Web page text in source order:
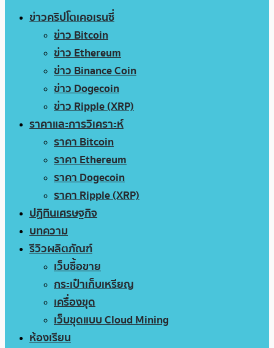
ข่าวคริปโตเคอเรนซี่
ข่าว Bitcoin
ข่าว Ethereum
ข่าว Binance Coin
ข่าว Dogecoin
ข่าว Ripple (XRP)
ราคาและการวิเคราะห์
ราคา Bitcoin
ราคา Ethereum
ราคา Dogecoin
ราคา Ripple (XRP)
ปฏิทินเศรษฐกิจ
บทความ
รีวิวผลิตภัณฑ์
เว็บซื้อขาย
กระเป๋าเก็บเหรียญ
เครื่องขุด
เว็บขุดแบบ Cloud Mining
ห้องเรียน